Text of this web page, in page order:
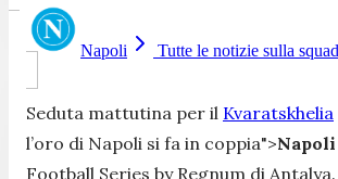
Napoli Tutte le notizie sulla
Seduta mattutina per il Kvaratskhelia
l’oro di Napoli si fa in coppia">Napoli
Football Series by Regnum di